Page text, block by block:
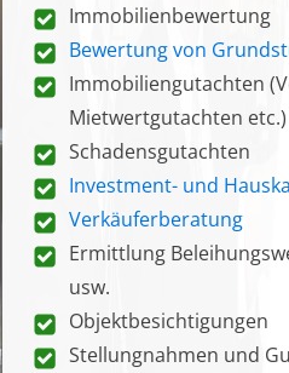
Immobilienbewertung
Bewertung von
Immobiliengutachten
Mietwertgutachten etc.)
Schadensgutachten
Investment- und
Verkäuferberatung
Ermittlung
usw.
Objektbesichtigungen
Stellungnahmen und